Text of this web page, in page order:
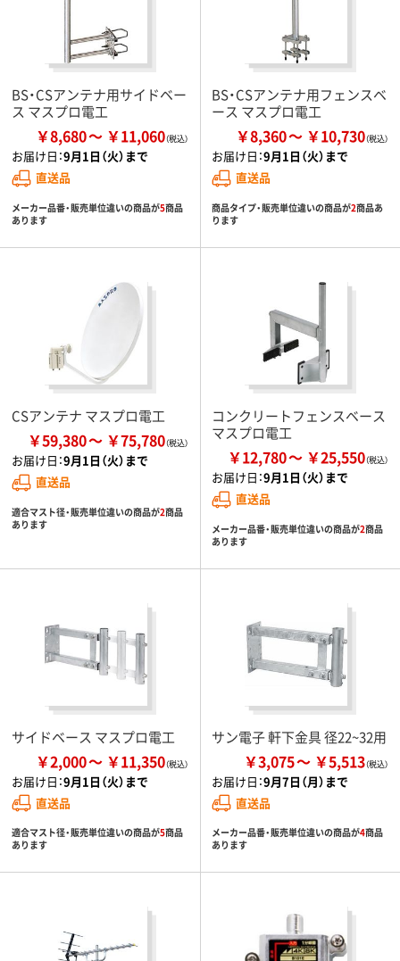
BS・CSアンテナ用サイドベー
ス マスプロ電工
￥8,680 ￥11,060
お届け日：9月1日（火）まで
直送品
メーカー品番・販売単位違いの商品が5商品
あります
BS・CSアンテナ用フェンスベ
ース マスプロ電工
￥8,360 ￥10,730
お届け日：9月1日（火）まで
直送品
商品タイプ・販売単位違いの商品が2商品あ
ります
CSアンテナ マスプロ電工
￥59,380 ￥75,780
お届け日：9月1日（火）まで
直送品
適合マスト径・販売単位違いの商品が2商品
あります
コンクリートフェンスベース
マスプロ電工
￥12,780 ￥25,550
お届け日：9月1日（火）まで
直送品
メーカー品番・販売単位違いの商品が2商品
あります
サイドベース マスプロ電工
￥2,000 ￥11,350
お届け日：9月1日（火）まで
直送品
適合マスト径・販売単位違いの商品が5商品
あります
サン電子 軒下金具 径22~32用
￥3,075 ￥5,513
お届け日：9月7日（月）まで
直送品
メーカー品番・販売単位違いの商品が4商品
あります